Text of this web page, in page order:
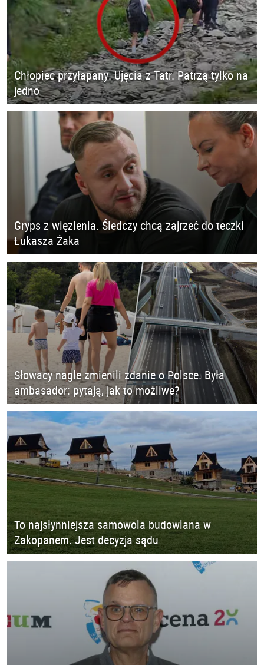
Chłopiec przyłapany. Ujęcia z Tatr. Patrzą tylko na
jedno
Gryps z więzienia. Śledczy chcą zajrzeć do teczki
Łukasza Żaka
Słowacy nagle zmienili zdanie o Polsce. Była
ambasador: pytają, jak to możliwe?
To najsłynniejsza samowola budowlana w
Zakopanem. Jest decyzja sądu